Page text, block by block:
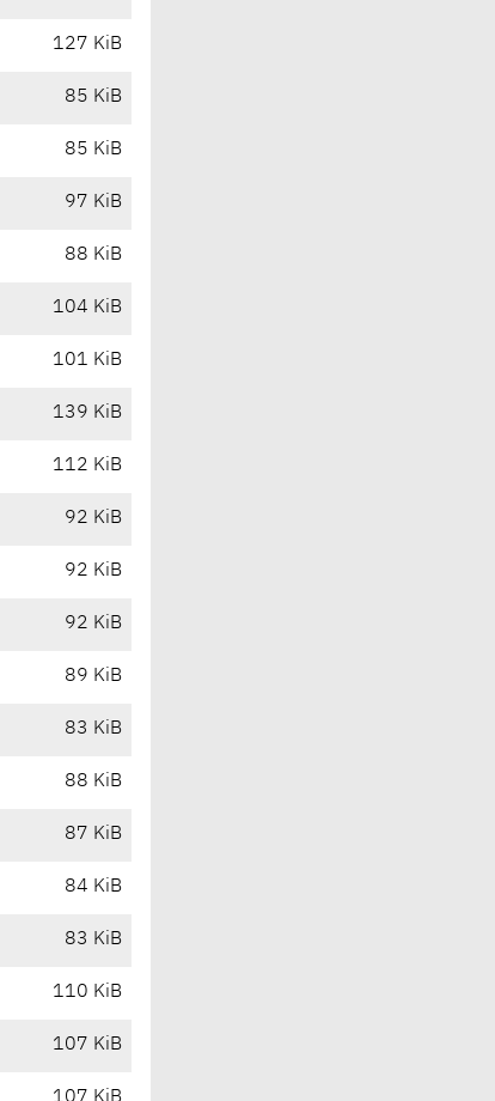
127 KiB
85 KiB
85 KiB
97 KiB
88 KiB
104 KiB
101 KiB
139 KiB
112 KiB
92 KiB
92 KiB
92 KiB
89 KiB
83 KiB
88 KiB
87 KiB
84 KiB
83 KiB
110 KiB
107 KiB